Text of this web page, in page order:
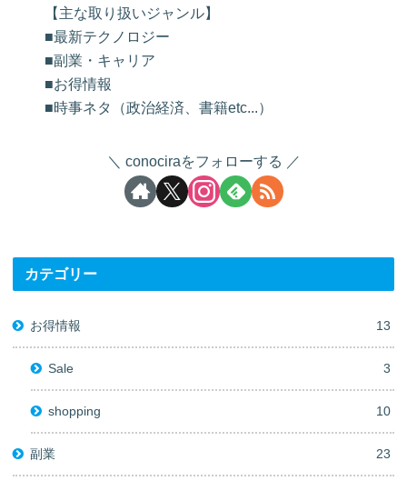
【主な取り扱いジャンル】
■最新テクノロジー
■副業・キャリア
■お得情報
■時事ネタ（政治経済、書籍etc...）
conociraをフォローする
カテゴリー
お得情報 13
Sale 3
shopping 10
副業 23